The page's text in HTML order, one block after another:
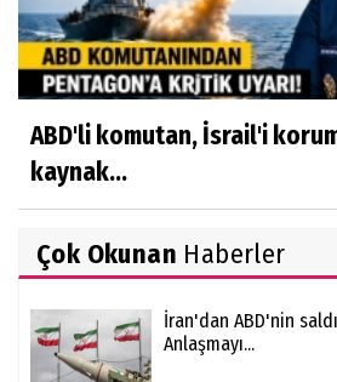
ABD'li komutan, İsrail'i
kaynak...
Çok Okunan Haberler
İran'dan ABD'nin
Anlaşmayı...